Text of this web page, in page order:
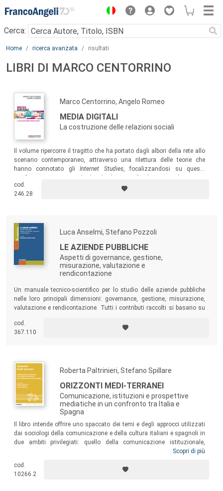
Menu
Cerca:
Main content
Home ricerca avanzata risultati
LIBRI DI MARCO CENTORRINO
Marco Centorrino, Angelo Romeo
MEDIA DIGITALI
La costruzione delle relazioni sociali
Il volume ripercorre il tragitto che ha portato dagli albori della rete allo
scenario contemporaneo, attraverso una rilettura delle teorie che
hanno connotato gliInternet Studies, focalizzandosi su queste
immediato futuro.
cod.
246.28
Luca Anselmi, Stefano Pozzoli
LE AZIENDE PUBBLICHE
Aspetti di governance, gestione,
misurazione, valutazione e
rendicontazione
Un manuale tecnico-scientifico per lo studio delle aziende pubbliche
nelle loro principali dimensioni: governance, gestione, misurazione,
valutazione e rendicontazione. Tutti i contributi raccolti si basano su
pubblici e delle società pubbliche, con particolare riferimento al tema
della creazione e della misurazione del valore pubblico generato.
cod.
367.110
Roberta Paltrinieri, Stefano Spillare
ORIZZONTI MEDI-TERRANEI
Comunicazione, istituzioni e prospettive
mediatiche in un confronto tra Italia e
Spagna
Il libro intende offrire uno spaccato dei temi e degli approcci utilizzati
dai sociologi della comunicazione e della cultura italiani e spagnoli in
due ambiti privilegiati: quello della comunicazione istituzionale,
sociale e politica da un lato, e quello dedicato agli inediti sviluppi e ai
prospettive che si intersecano e che rimandano l’una all’altra,
accomunate dall’evidenza delle ripercussioni che le tecnologie digitali
Scopri di più
cod.
10266.2